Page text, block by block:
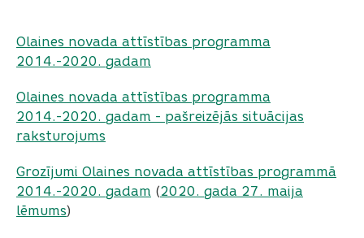
Olaines novada attīstības programma
2014.-2020. gadam
Olaines novada attīstības programma
2014.-2020. gadam - pašreizējās situācijas
raksturojums
Grozījumi Olaines novada attīstības programmā
2014.-2020. gadam (2020. gada 27. maija
lēmums)